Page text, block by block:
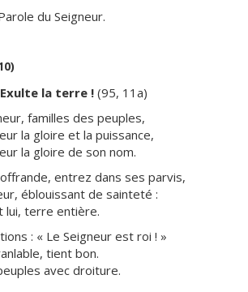
Seigneur.
Exulte la terre ! (95, 11a)
familles des peuples,
la gloire et la puissance,
la gloire de son nom.
entrez dans ses parvis,
éblouissant de sainteté :
lui, terre entière.
: « Le Seigneur est roi ! »
tient bon.
avec droiture.